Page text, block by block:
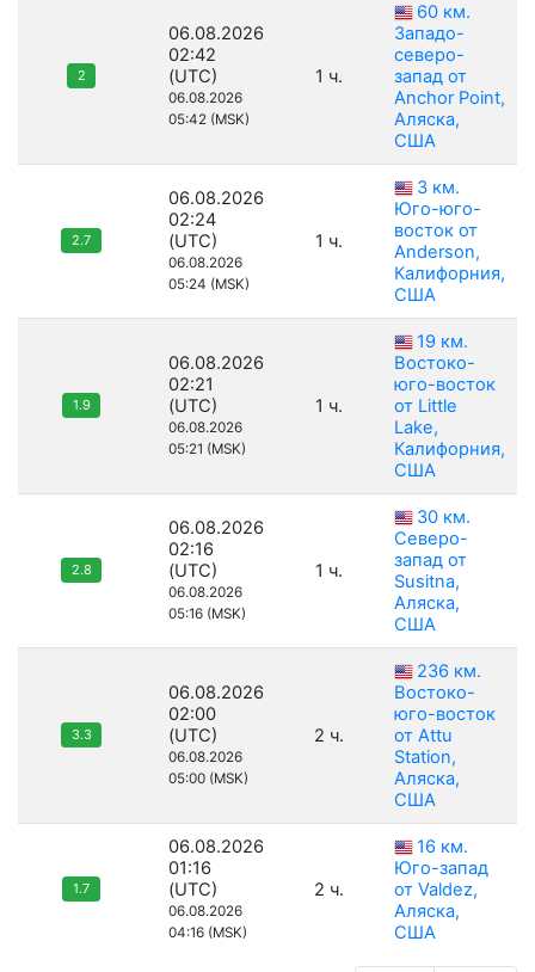
2
06.08.2026
02:42
(UTC)
06.08.2026
05:42 (MSK)
1 ч.
60 км.
Западо-
северо-
запад от
Anchor Point,
Аляска,
США
2.7
06.08.2026
02:24
(UTC)
06.08.2026
05:24 (MSK)
1 ч.
3 км.
Юго-юго-
восток от
Anderson,
Калифорния,
США
1.9
06.08.2026
02:21
(UTC)
06.08.2026
05:21 (MSK)
1 ч.
19 км.
Востоко-
юго-восток
от Little
Lake,
Калифорния,
США
2.8
06.08.2026
02:16
(UTC)
06.08.2026
05:16 (MSK)
1 ч.
30 км.
Северо-
запад от
Susitna,
Аляска,
США
3.3
06.08.2026
02:00
(UTC)
06.08.2026
05:00 (MSK)
2 ч.
236 км.
Востоко-
юго-восток
от Attu
Station,
Аляска,
США
1.7
06.08.2026
01:16
(UTC)
06.08.2026
04:16 (MSK)
2 ч.
16 км.
Юго-запад
от Valdez,
Аляска,
США